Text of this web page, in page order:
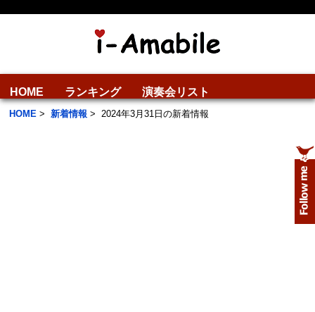
HOME ランキング 演奏会リスト
HOME > 新着情報 > 2024年3月31日の新着情報